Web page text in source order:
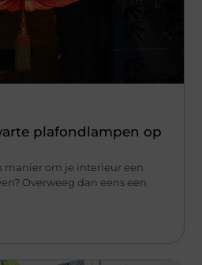
plafondlampen op
manier om je interieur een
Overweeg dan eens een